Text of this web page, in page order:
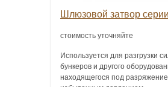
Шлюзовой затвор
стоимость уточняйте
Используется для разгрузки
бункеров и другого
находящегося под